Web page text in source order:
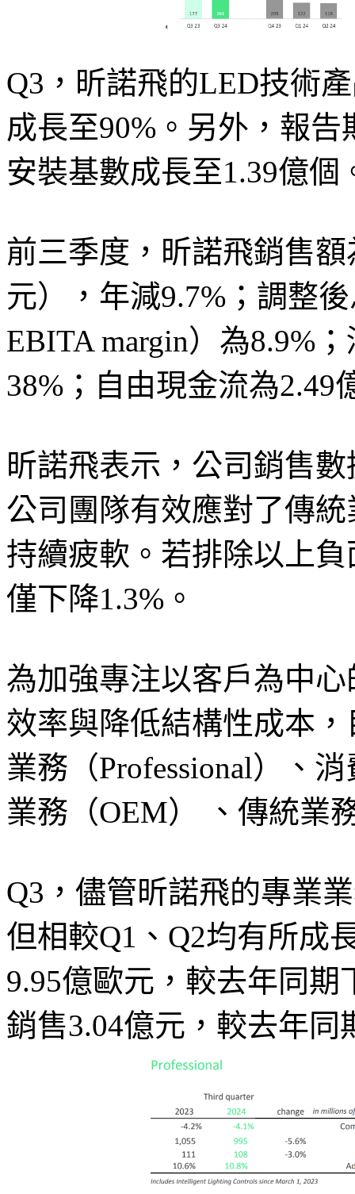
Q3，昕諾飛的LED技術
成長至90%。另外，報
安裝基數成長至1.39億個
前三季度，昕諾飛銷售
元），年減9.7%；調整
EBITA margin）為8.9%
38%；自由現金流為2.49
昕諾飛表示，公司銷售
公司團隊有效應對了傳
持續疲軟。若排除以上
僅下降1.3%。
為加強專注以客戶為中
效率與降低結構性成本
業務（Professional）、
業務（OEM） 、傳統業
Q3，儘管昕諾飛的專業
但相較Q1、Q2均有所成
9.95億歐元，較去年同期
銷售3.04億元，較去年同